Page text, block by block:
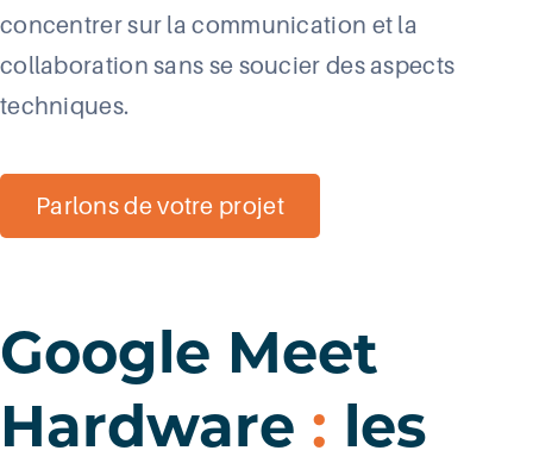
concentrer sur la communication et la
collaboration sans se soucier des aspects
techniques.
Parlons de votre projet
Google Meet
Hardware : les